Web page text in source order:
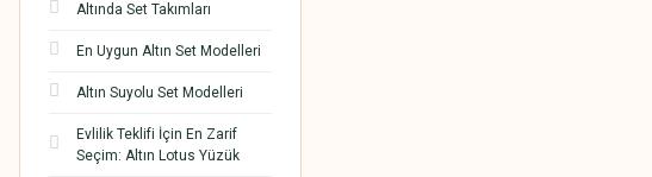
Altında Set Takımları
En Uygun Altın Set Modelleri
Altın Suyolu Set Modelleri
Evlilik Teklifi İçin En Zarif
Seçim: Altın Lotus Yüzük